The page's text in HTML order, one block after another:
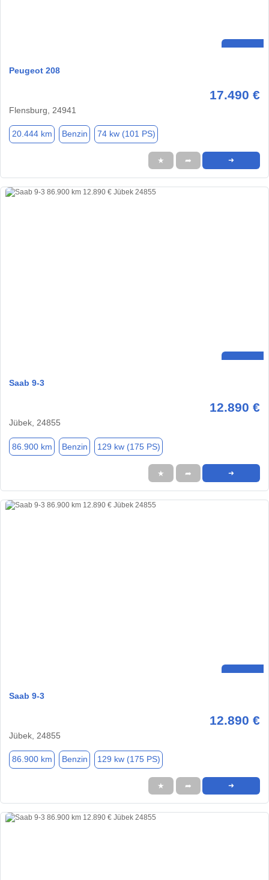
Peugeot 208
17.490 €
Flensburg, 24941
20.444 km Benzin 74 kw (101 PS)
★ ➦ ➜
Saab 9-3
12.890 €
Jübek, 24855
86.900 km Benzin 129 kw (175 PS)
★ ➦ ➜
Saab 9-3
12.890 €
Jübek, 24855
86.900 km Benzin 129 kw (175 PS)
★ ➦ ➜